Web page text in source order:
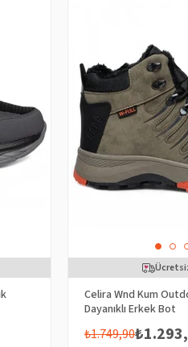
Celira Wnd Kum
Dayanıklı Erkek Bot
₺1.749,90